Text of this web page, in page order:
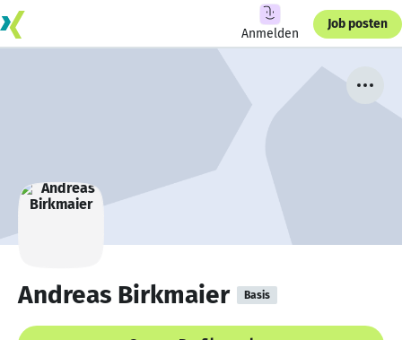
Anmelden
Job posten
Andreas Birkmaier Basis